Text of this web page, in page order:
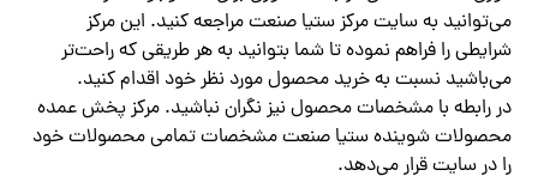
می‌توانید به سایت مرکز ستیا صنعت مراجعه کنید. این مرکز
شرایطی را فراهم نموده تا شما بتوانید به هر طریقی که راحت‌تر
می‌باشید نسبت به خرید محصول مورد نظر خود اقدام کنید.
در رابطه با مشخصات محصول نیز نگران نباشید. مرکز پخش عمده
محصولات شوینده ستیا صنعت مشخصات تمامی محصولات خود
را در سایت قرار می‌دهد.